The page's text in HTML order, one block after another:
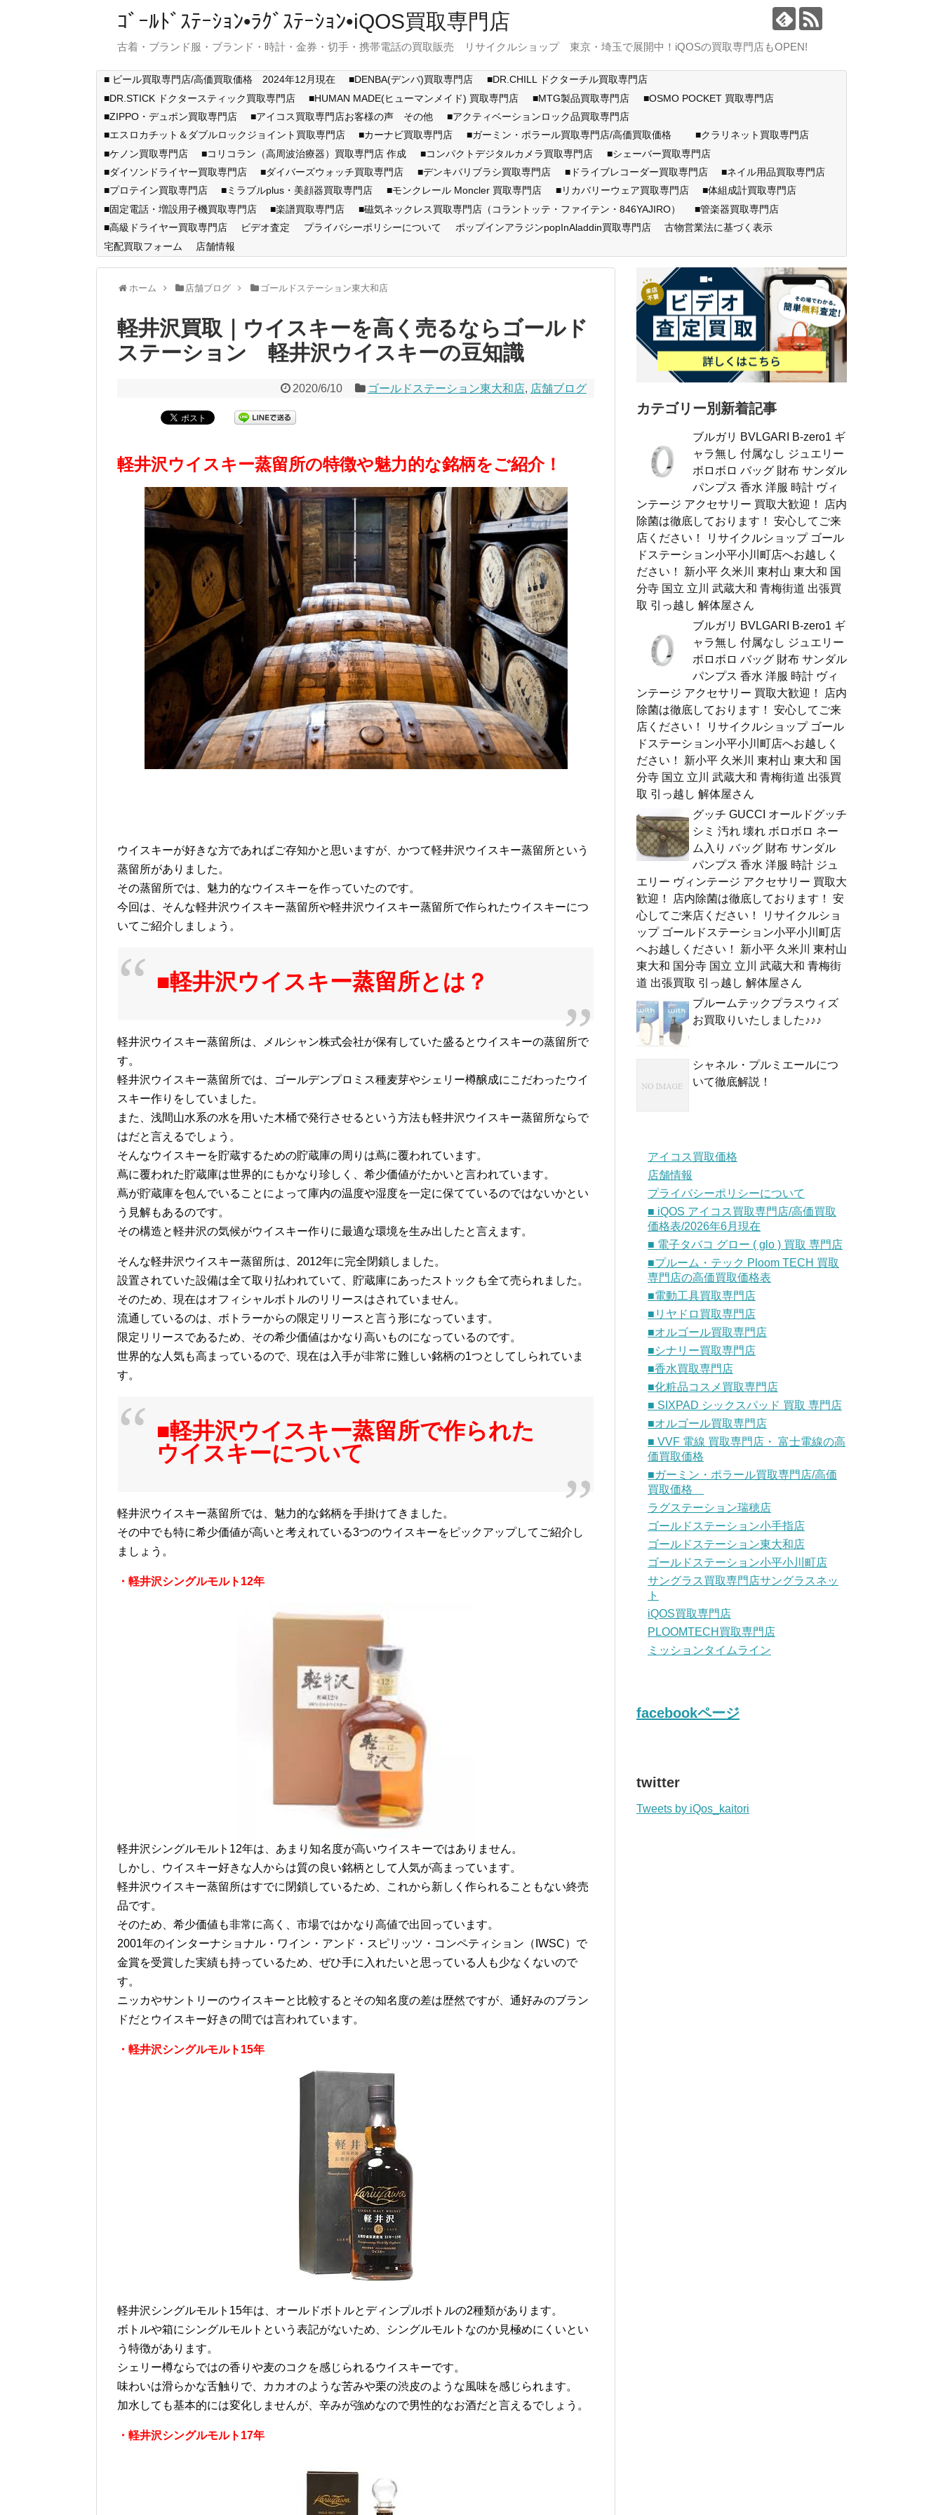
ｺﾞｰﾙﾄﾞｽﾃｰｼｮﾝ•ﾗｸﾞｽﾃｰｼｮﾝ•iQOS買取専門店
古着・ブランド服・ブランド・時計・金券・切手・携帯電話の買取販売 リサイクルショップ 東京・埼玉で展開中！iQOSの買取専門店もOPEN!
■ ビール買取専門店/高価買取価格 2024年12月現在 ■DENBA(デンバ)買取専門店
■DR.CHILL ドクターチル買取専門店
■DR.STICK ドクタースティック買取専門店
■HUMAN MADE(ヒューマンメイド) 買取専門店 ■MTG製品買取専門店
■OSMO POCKET 買取専門店
■ZIPPO・デュポン買取専門店
■アイコス買取専門店お客様の声 その他
■アクティベーションロック品買取専門店
■エスロカチット＆ダブルロックジョイント買取専門店
■カーナビ買取専門店 ■ガーミン・ポラール買取専門店/高価買取価格
■クラリネット買取専門店
■ケノン買取専門店
■コリコラン（高周波治療器）買取専門店 作成 ■コンパクトデジタルカメラ買取専門店
■シェーバー買取専門店
■ダイソンドライヤー買取専門店
■ダイバーズウォッチ買取専門店 ■デンキバリブラシ買取専門店 ■ドライブレコーダー買取専門店
■ネイル用品買取専門店
■プロテイン買取専門店
■ミラブルplus・美顔器買取専門店 ■モンクレール Moncler 買取専門店 ■リカバリーウェア買取専門店
■体組成計買取専門店
■固定電話・増設用子機買取専門店
■楽譜買取専門店 ■磁気ネックレス買取専門店（コラントッテ・ファイテン・846YAJIRO）
■管楽器買取専門店
■高級ドライヤー買取専門店
ビデオ査定 プライバシーポリシーについて ポップインアラジンpopInAladdin買取専門店
古物営業法に基づく表示
宅配買取フォーム
店舗情報
ホーム 店舗ブログ ゴールドステーション東大和店
軽井沢買取｜ウイスキーを高く売るならゴールド
ステーション 軽井沢ウイスキーの豆知識
2020/6/10 ゴールドステーション東大和店, 店舗ブログ
軽井沢ウイスキー蒸留所の特徴や魅力的な銘柄をご紹介！
ウイスキーが好きな方であればご存知かと思いますが、かつて軽井沢ウイスキー蒸留所という
蒸留所がありました。
その蒸留所では、魅力的なウイスキーを作っていたのです。
今回は、そんな軽井沢ウイスキー蒸留所や軽井沢ウイスキー蒸留所で作られたウイスキーにつ
いてご紹介しましょう。
■軽井沢ウイスキー蒸留所とは？
軽井沢ウイスキー蒸留所は、メルシャン株式会社が保有していた盛るとウイスキーの蒸留所で
す。
軽井沢ウイスキー蒸留所では、ゴールデンプロミス種麦芽やシェリー樽醸成にこだわったウイ
スキー作りをしていました。
また、浅間山水系の水を用いた木桶で発行させるという方法も軽井沢ウイスキー蒸留所ならで
はだと言えるでしょう。
そんなウイスキーを貯蔵するための貯蔵庫の周りは蔦に覆われています。
蔦に覆われた貯蔵庫は世界的にもかなり珍しく、希少価値がたかいと言われています。
蔦が貯蔵庫を包んでいることによって庫内の温度や湿度を一定に保てているのではないかとい
う見解もあるのです。
その構造と軽井沢の気候がウイスキー作りに最適な環境を生み出したと言えます。
そんな軽井沢ウイスキー蒸留所は、2012年に完全閉鎖しました。
設置されていた設備は全て取り払われていて、貯蔵庫にあったストックも全て売られました。
そのため、現在はオフィシャルボトルのリリースはされていません。
流通しているのは、ボトラーからの限定リリースと言う形になっています。
限定リリースであるため、その希少価値はかなり高いものになっているのです。
世界的な人気も高まっているので、現在は入手が非常に難しい銘柄の1つとしてしられていま
す。
■軽井沢ウイスキー蒸留所で作られた
ウイスキーについて
軽井沢ウイスキー蒸留所では、魅力的な銘柄を手掛けてきました。
その中でも特に希少価値が高いと考えれている3つのウイスキーをピックアップしてご紹介し
ましょう。
・軽井沢シングルモルト12年
軽井沢シングルモルト12年は、あまり知名度が高いウイスキーではありません。
しかし、ウイスキー好きな人からは質の良い銘柄として人気が高まっています。
軽井沢ウイスキー蒸留所はすでに閉鎖しているため、これから新しく作られることもない終売
品です。
そのため、希少価値も非常に高く、市場ではかなり高値で出回っています。
2001年のインターナショナル・ワイン・アンド・スピリッツ・コンペティション（IWSC）で
金賞を受賞した実績も持っているため、ぜひ手に入れたいと思っている人も少なくないので
す。
ニッカやサントリーのウイスキーと比較するとその知名度の差は歴然ですが、通好みのブラン
ドだとウイスキー好きの間では言われています。
・軽井沢シングルモルト15年
軽井沢シングルモルト15年は、オールドボトルとディンプルボトルの2種類があります。
ボトルや箱にシングルモルトという表記がないため、シングルモルトなのか見極めにくいとい
う特徴があります。
シェリー樽ならではの香りや麦のコクを感じられるウイスキーです。
味わいは滑らかな舌触りで、カカオのような苦みや栗の渋皮のような風味を感じられます。
加水しても基本的には変化しませんが、辛みが強めなので男性的なお酒だと言えるでしょう。
・軽井沢シングルモルト17年
カテゴリー別新着記事
ブルガリ BVLGARI B-zero1 ギ
ャラ無し 付属なし ジュエリー
ボロボロ バッグ 財布 サンダル
パンプス 香水 洋服 時計 ヴィ
ンテージ アクセサリー 買取大歓迎！ 店内
除菌は徹底しております！ 安心してご来
店ください！ リサイクルショップ ゴール
ドステーション小平小川町店へお越しく
ださい！ 新小平 久米川 東村山 東大和 国
分寺 国立 立川 武蔵大和 青梅街道 出張買
取 引っ越し 解体屋さん
ブルガリ BVLGARI B-zero1 ギ
ャラ無し 付属なし ジュエリー
ボロボロ バッグ 財布 サンダル
パンプス 香水 洋服 時計 ヴィ
ンテージ アクセサリー 買取大歓迎！ 店内
除菌は徹底しております！ 安心してご来
店ください！ リサイクルショップ ゴール
ドステーション小平小川町店へお越しく
ださい！ 新小平 久米川 東村山 東大和 国
分寺 国立 立川 武蔵大和 青梅街道 出張買
取 引っ越し 解体屋さん
グッチ GUCCI オールドグッチ
シミ 汚れ 壊れ ボロボロ ネー
ム入り バッグ 財布 サンダル
パンプス 香水 洋服 時計 ジュ
エリー ヴィンテージ アクセサリー 買取大
歓迎！ 店内除菌は徹底しております！ 安
心してご来店ください！ リサイクルショ
ップ ゴールドステーション小平小川町店
へお越しください！ 新小平 久米川 東村山
東大和 国分寺 国立 立川 武蔵大和 青梅街
道 出張買取 引っ越し 解体屋さん
プルームテックプラスウィズ
お買取りいたしました♪♪♪
シャネル・プルミエールにつ
いて徹底解説！
アイコス買取価格
店舗情報
プライバシーポリシーについて
■ iQOS アイコス買取専門店/高価買取
価格表/2026年6月現在
■ 電子タバコ グロー ( glo ) 買取 専門店
■プルーム・テック Ploom TECH 買取
専門店の高価買取価格表
■電動工具買取専門店
■リヤドロ買取専門店
■オルゴール買取専門店
■シナリー買取専門店
■香水買取専門店
■化粧品コスメ買取専門店
■ SIXPAD シックスパッド 買取 専門店
■オルゴール買取専門店
■ VVF 電線 買取専門店・ 富士電線の高
価買取価格
■ガーミン・ポラール買取専門店/高価
買取価格
ラグステーション瑞穂店
ゴールドステーション小手指店
ゴールドステーション東大和店
ゴールドステーション小平小川町店
サングラス買取専門店サングラスネッ
ト
iQOS買取専門店
PLOOMTECH買取専門店
ミッションタイムライン
facebookページ
twitter
Tweets by iQos_kaitori